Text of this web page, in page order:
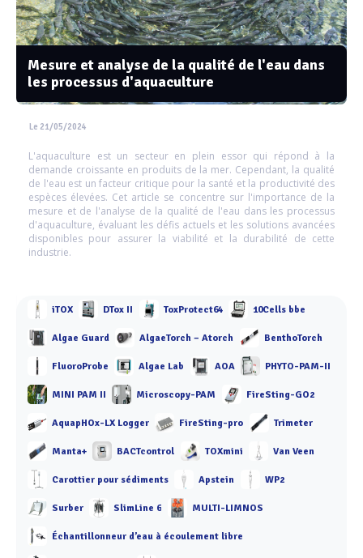
Mesure et analyse de la qualité de l'eau dans
les processus d'aquaculture
Le 21/05/2024
L'aquaculture est un secteur en plein essor qui répond à la
demande croissante en produits de la mer. Cependant, la qualité
de l'eau est un facteur critique pour la santé et la productivité des
espèces élevées. Cet article se concentre sur l'importance de la
mesure et de l'analyse de la qualité de l'eau dans les processus
d'aquaculture, évaluant les défis actuels et les solutions avancées
disponibles pour assurer la viabilité et la durabilité de cette
industrie.
iTOX DTox II ToxProtect64 10Cells bbe
Algae Guard AlgaeTorch – Atorch BenthoTorch
FluoroProbe Algae Lab AOA PHYTO-PAM-II
MINI PAM II Microscopy-PAM FireSting-GO2
AquapHOx-LX Logger FireSting-pro Trimeter
Manta+ BACTcontrol TOXmini Van Veen
Carottier pour sédiments Apstein WP2
Surber SlimLine 6 MULTI-LIMNOS
Échantillonneur d’eau à écoulement libre